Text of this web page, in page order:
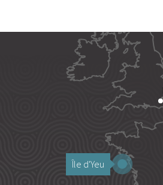
Île d'Yeu